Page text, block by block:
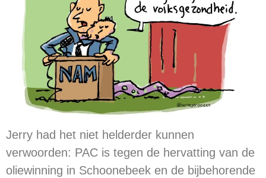
Jerry had het niet helderder kunnen
verwoorden: PAC is tegen de hervatting van de
oliewinning in Schoonebeek en de bijbehorende